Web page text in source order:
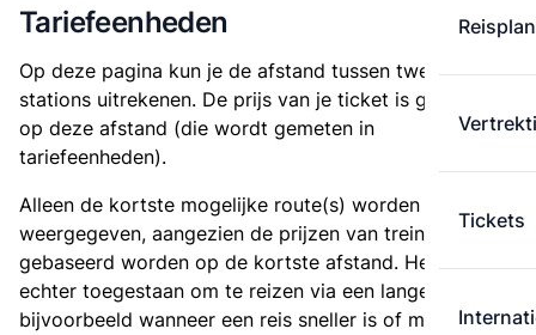
Tickets
Tariefeenheden
Op deze pagina kun je de afstand tussen twee
stations uitrekenen. De prijs van je ticket is gebaseerd
op deze afstand (die wordt gemeten in
tariefeenheden).
Alleen de kortste mogelijke route(s) worden
weergegeven, aangezien de prijzen van treintickets
gebaseerd worden op de kortste afstand. Het is
echter toegestaan om te reizen via een langere route,
bijvoorbeeld wanneer een reis sneller is of met minder